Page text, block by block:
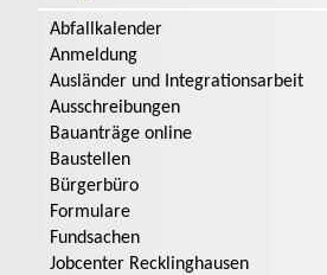
Abfallkalender
Anmeldung
Ausländer und Integrationsarbeit
Ausschreibungen
Bauanträge online
Baustellen
Bürgerbüro
Formulare
Fundsachen
Jobcenter Recklinghausen